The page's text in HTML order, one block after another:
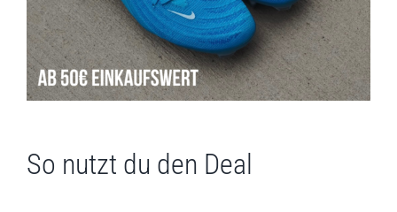
So nutzt du den Deal